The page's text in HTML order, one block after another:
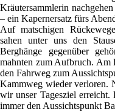
Kräutersammlerin
– ein Kapernersatz fürs
Auf matschigen
sahen unter uns den
Berghänge gegenüber
mahnten zum Aufbruch. Am
den Fahrweg zum
Kammweg wieder verloren.
wir unser Tagesziel erreicht.
immer den Aussichtspunkt